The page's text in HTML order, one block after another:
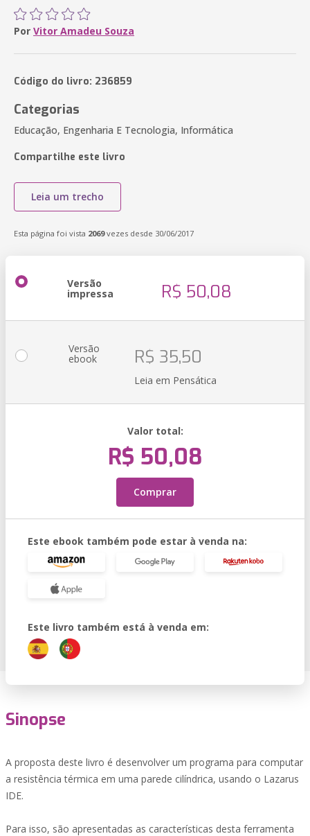
Por Vitor Amadeu Souza
Código do livro: 236859
Categorias
Educação, Engenharia E Tecnologia, Informática
Compartilhe este livro
Leia um trecho
Esta página foi vista 2069vezes desde 30/06/2017
Versão
impressa R$ 50,08
Versão
ebook R$ 35,50
Leia em Pensática
Valor total:
R$ 50,08
Comprar
Este ebook também pode estar à venda na:
Este livro também está à venda em:
Sinopse
A proposta deste livro é desenvolver um programa para computar
a resistência térmica em uma parede cilíndrica, usando o Lazarus
IDE.
Para isso, são apresentadas as características desta ferramenta